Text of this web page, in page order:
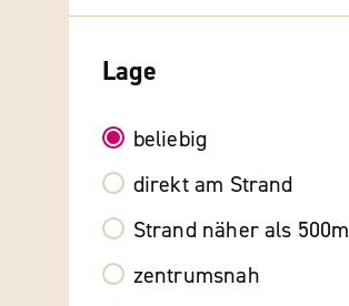
Lage
beliebig
direkt am Strand
Strand näher als 500m
zentrumsnah